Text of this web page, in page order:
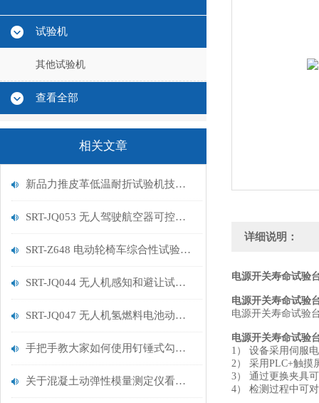
试验机
其他试验机
查看全部
相关文章
新品力推皮革低温耐折试验机技术讲解
SRT-JQ053 无人驾驶航空器可控性试验机的特点有哪些
SRT-Z648 电动轮椅车综合性试验机的简单介绍
SRT-JQ044 无人机感知和避让试验机的简单介绍
SRT-JQ047 无人机氢燃料电池动力系统试验机用途有哪些 符合标准
手把手教大家如何使用钉锤式勾丝性测试机
关于混凝土动弹性模量测定仪看这一篇就够了
详细说明：
电源开关寿命试验
电源开关寿命试验
电源开关寿命试验
电源开关寿命试验
1） 设备采用伺服
2） 采用PLC+触摸
3） 通过更换夹具
4） 检测过程中可